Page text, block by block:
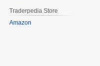
Traderpedia Store
Amazon